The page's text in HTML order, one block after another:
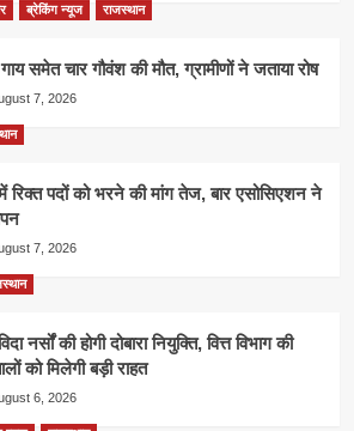
ब्रेकिंग न्यूज राजस्थान
समेत चार गौवंश की मौत, ग्रामीणों ने जताया रोष
7, 2026
रिक्त पदों को भरने की मांग तेज, बार एसोसिएशन ने
7, 2026
नर्सों की होगी दोबारा नियुक्ति, वित्त विभाग की
को मिलेगी बड़ी राहत
6, 2026